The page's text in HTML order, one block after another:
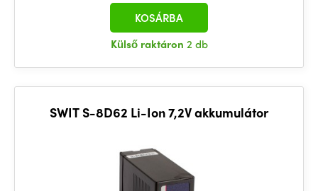
Külső raktáron 2 db
KOSÁRBA
SWIT S-8D62 Li-Ion 7,2V akkumulátor